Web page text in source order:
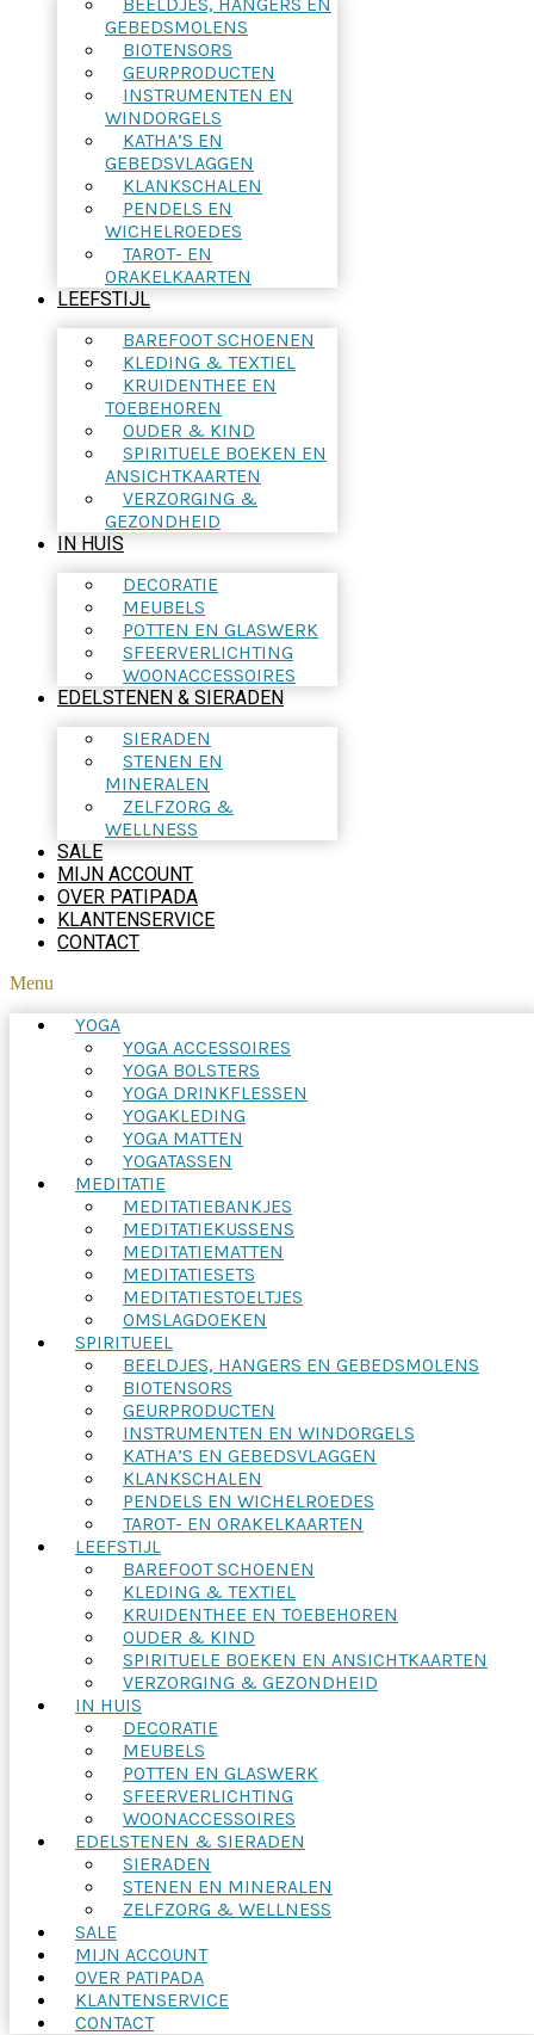
GEBEDSMOLENS
BIOTENSORS
GEURPRODUCTEN
INSTRUMENTEN EN
WINDORGELS
KATHA’S EN
GEBEDSVLAGGEN
KLANKSCHALEN
PENDELS EN
WICHELROEDES
TAROT- EN
ORAKELKAARTEN
LEEFSTIJL
BAREFOOT SCHOENEN
KLEDING & TEXTIEL
KRUIDENTHEE EN
TOEBEHOREN
OUDER & KIND
SPIRITUELE BOEKEN EN
ANSICHTKAARTEN
VERZORGING &
GEZONDHEID
IN HUIS
DECORATIE
MEUBELS
POTTEN EN GLASWERK
SFEERVERLICHTING
WOONACCESSOIRES
EDELSTENEN & SIERADEN
SIERADEN
STENEN EN
MINERALEN
ZELFZORG &
WELLNESS
SALE
MIJN ACCOUNT
OVER PATIPADA
KLANTENSERVICE
CONTACT
Menu
YOGA
YOGA ACCESSOIRES
YOGA BOLSTERS
YOGA DRINKFLESSEN
YOGAKLEDING
YOGA MATTEN
YOGATASSEN
MEDITATIE
MEDITATIEBANKJES
MEDITATIEKUSSENS
MEDITATIEMATTEN
MEDITATIESETS
MEDITATIESTOELTJES
OMSLAGDOEKEN
SPIRITUEEL
BEELDJES, HANGERS EN GEBEDSMOLENS
BIOTENSORS
GEURPRODUCTEN
INSTRUMENTEN EN WINDORGELS
KATHA’S EN GEBEDSVLAGGEN
KLANKSCHALEN
PENDELS EN WICHELROEDES
TAROT- EN ORAKELKAARTEN
LEEFSTIJL
BAREFOOT SCHOENEN
KLEDING & TEXTIEL
KRUIDENTHEE EN TOEBEHOREN
OUDER & KIND
SPIRITUELE BOEKEN EN ANSICHTKAARTEN
VERZORGING & GEZONDHEID
IN HUIS
DECORATIE
MEUBELS
POTTEN EN GLASWERK
SFEERVERLICHTING
WOONACCESSOIRES
EDELSTENEN & SIERADEN
SIERADEN
STENEN EN MINERALEN
ZELFZORG & WELLNESS
SALE
MIJN ACCOUNT
OVER PATIPADA
KLANTENSERVICE
CONTACT